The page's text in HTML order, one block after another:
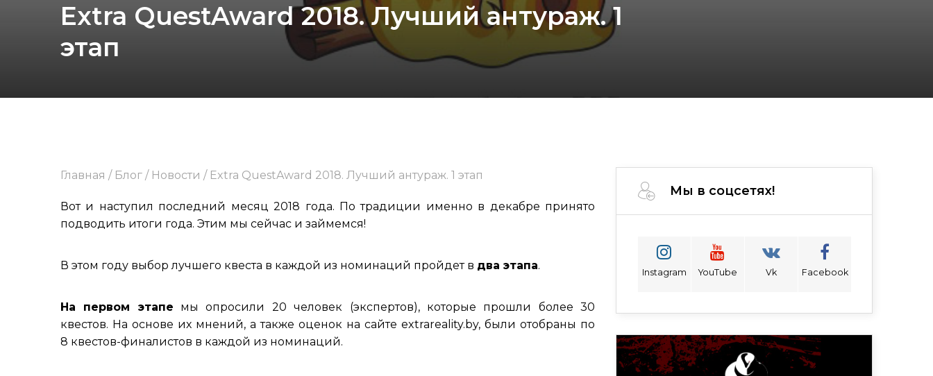
Extra QuestAward 2018. Лучший антураж. 1
этап
Главная / Блог / Новости / Extra QuestAward 2018. Лучший антураж. 1 этап
Вот и наступил последний месяц 2018 года. По традиции именно в декабре принято
подводить итоги года. Этим мы сейчас и займемся!
В этом году выбор лучшего квеста в каждой из номинаций пройдет в два этапа.
На первом этапе мы опросили 20 человек (экспертов), которые прошли более 30
квестов. На основе их мнений, а также оценок на сайте extrareality.by, были отобраны по
8 квестов-финалистов в каждой из номинаций.
Мы в соцсетях!
Instagram YouTube Vk Facebook